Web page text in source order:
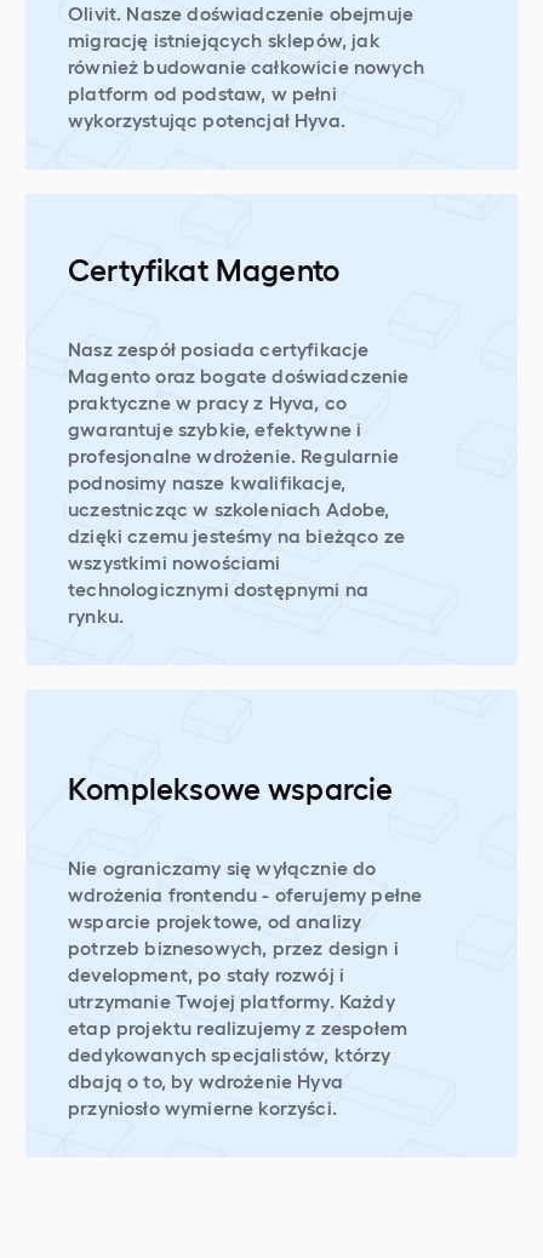
Olivit. Nasze doświadczenie obejmuje
migrację istniejących sklepów, jak
również budowanie całkowicie nowych
platform od podstaw, w pełni
wykorzystując potencjał Hyva.
Certyfikat Magento
Nasz zespół posiada certyfikacje
Magento oraz bogate doświadczenie
praktyczne w pracy z Hyva, co
gwarantuje szybkie, efektywne i
profesjonalne wdrożenie. Regularnie
podnosimy nasze kwalifikacje,
uczestnicząc w szkoleniach Adobe,
dzięki czemu jesteśmy na bieżąco ze
wszystkimi nowościami
technologicznymi dostępnymi na
rynku.
Kompleksowe wsparcie
Nie ograniczamy się wyłącznie do
wdrożenia frontendu - oferujemy pełne
wsparcie projektowe, od analizy
potrzeb biznesowych, przez design i
development, po stały rozwój i
utrzymanie Twojej platformy. Każdy
etap projektu realizujemy z zespołem
dedykowanych specjalistów, którzy
dbają o to, by wdrożenie Hyva
przyniosło wymierne korzyści.